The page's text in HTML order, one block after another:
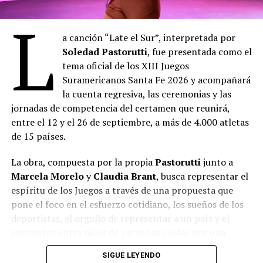
L
a canción “Late el Sur”, interpretada por
Soledad Pastorutti, fue presentada como el
tema oficial de los XIII Juegos
Suramericanos Santa Fe 2026 y acompañará
la cuenta regresiva, las ceremonias y las
jornadas de competencia del certamen que reunirá,
entre el 12 y el 26 de septiembre, a más de 4.000 atletas
de 15 países.
La obra, compuesta por la propiaPastoruttijunto a
Marcela MoreloyClaudia Brant, busca representar el
espíritu de los Juegos a través de una propuesta que
pone el foco en el esfuerzo cotidiano, los sueños de los
deportistas, el orgullo de representar a un país y el
misma pasión.
SIGUE LEYENDO